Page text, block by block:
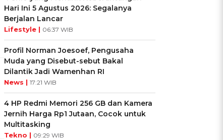
Hari Ini 5 Agustus 2026: Segalanya
Berjalan Lancar
Lifestyle | 06:37 WIB
Profil Norman Joesoef, Pengusaha
Muda yang Disebut-sebut Bakal
Dilantik Jadi Wamenhan RI
News | 17:21 WIB
4 HP Redmi Memori 256 GB dan Kamera
Jernih Harga Rp1 Jutaan, Cocok untuk
Multitasking
Tekno | 09:29 WIB